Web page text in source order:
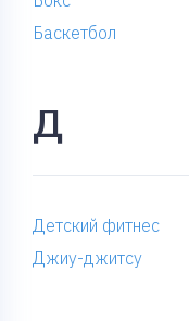
Баскетбол
Д
Детский фитнес
Джиу-джитсу